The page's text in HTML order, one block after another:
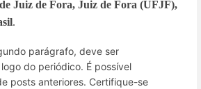
Juiz de Fora, Juiz de Fora (UFJF),
.
parágrafo, deve ser
do periódico. É possível
posts anteriores. Certifique-se